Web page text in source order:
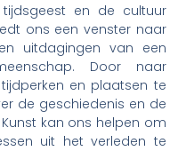
en de cultuur
ons een venster naar
uitdagingen van een
Door naar
en plaatsen te
de geschiedenis en de
kan ons helpen om
uit het verleden te